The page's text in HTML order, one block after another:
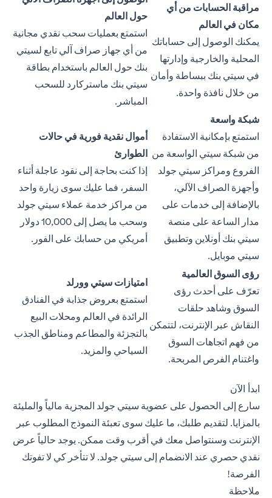
مراقبة الحسابات من أي
مكان في العالم
يمكنك الوصول إلى حساباتك
المحلية والخارجية وإدارتها
في سيتي بنك ببساطة وأمان
من خلال نافذة واحدة.
حول العالم
استمتع بعمليات سحب نقدي مجانية
من أي جهاز صراف آلي تابع لسيتي
بنك حول العالم باستخدام بطاقة
سيتي بنك ماستركارد للسحب
المباشر.
شبكة واسعة
استمتع بإمكانية الاستفادة
من شبكة سيتي الواسعة من
الفروع ومراكز سيتي جولد
وأجهزة الصراف الآلي،
بالإضافة إلى خدمات على
مدار الساعة على منصة
سيتي بنك أونلاين وتطبيق
سيتي موبايل.
أموال نقدية فورية في حالات
الطوارئ
إذا كنت بحاجة إلى نقود عاجلة أثناء
السفر، فما عليك سوى زيارة واحد
من مراكز خدمة عملاء سيتي جولد
وسحب ما يصل إلى 10,000 دولار
أمريكي من حسابك على الفور.
رؤى السوق العالمية
تعرّف على أحدث رؤى
السوق وشاهد حلقات
النقاش عبر الإنترنت، لتتمكن
من فهم اتجاهات السوق
واغتنام الفرص المربحة.
امتيازات سيتي وورلد
استمتع بعروض جذابة في الفنادق
الرائدة في العالم ومحلات البيع
بالتجزئة والمطاعم ومناطق الجذب
السياحي والمزيد.
ابدأ الآن
سارع إلى الحصول على عضوية سيتي جولد المجزية مالياً والمليئة
بالمزايا. لتقديم طلبك، ما عليك سوى تعبئة النموذج المطلوب عبر
الإنترنت وسنتواصل معك في أقرب وقت ممكن. يوجد حالياً عرض
نقدي حصري عند الانضمام إلى سيتي جولد. لا تتأخر كي لا تفوتك
الفرصة!
ملاحظة